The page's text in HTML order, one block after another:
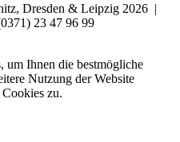
Dresden & Leipzig 2026 |
23 47 96 99
um Ihnen die bestmögliche
Nutzung der Website
zu.